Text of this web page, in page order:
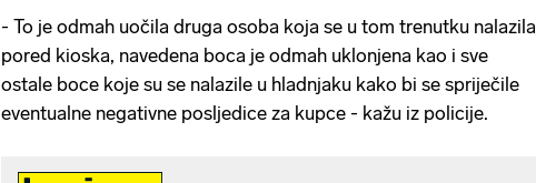
- To je odmah uočila druga osoba koja se u tom trenutku nalazila
pored kioska, navedena boca je odmah uklonjena kao i sve
ostale boce koje su se nalazile u hladnjaku kako bi se spriječile
eventualne negativne posljedice za kupce - kažu iz policije.